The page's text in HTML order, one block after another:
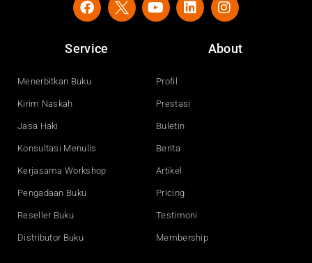
a
e
b
o
o
e
i
n
n
t
a
Service
Menerbitkan Buku
Kirim Naskah
Jasa Haki
Konsultasi Menulis
Kerjasama Workshop
Pengadaan Buku
Reseller Buku
Distributor Buku
About
Profil
Prestasi
Buletin
Berita
Artikel
Pricing
Testimoni
Membership